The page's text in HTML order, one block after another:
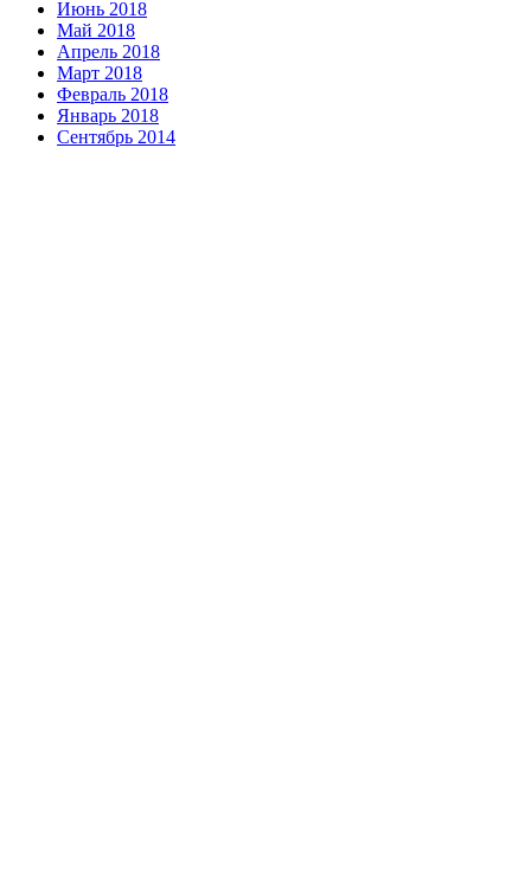
Июнь 2018
Май 2018
Апрель 2018
Март 2018
Февраль 2018
Январь 2018
Сентябрь 2014